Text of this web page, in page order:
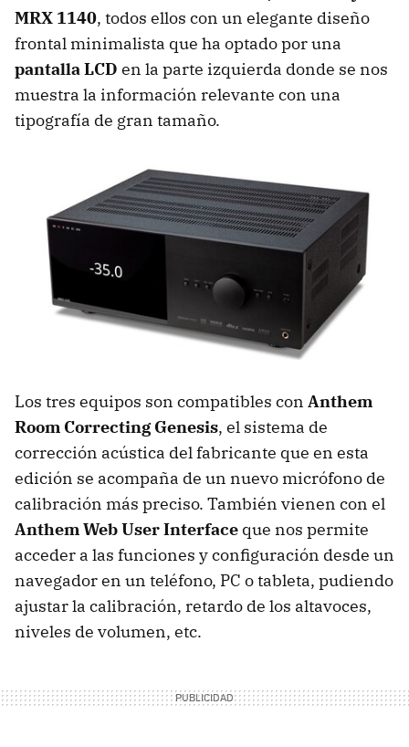
MRX 1140, todos ellos con un elegante diseño
frontal minimalista que ha optado por una
pantalla LCD en la parte izquierda donde se nos
muestra la información relevante con una
tipografía de gran tamaño.
Los tres equipos son compatibles con Anthem
Room Correcting Genesis, el sistema de
corrección acústica del fabricante que en esta
edición se acompaña de un nuevo micrófono de
calibración más preciso. También vienen con el
Anthem Web User Interface que nos permite
acceder a las funciones y configuración desde un
navegador en un teléfono, PC o tableta, pudiendo
ajustar la calibración, retardo de los altavoces,
niveles de volumen, etc.